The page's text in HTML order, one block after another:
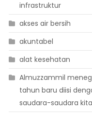
infrastruktur
akses air bersih
akuntabel
alat kesehatan
Almuzzammil
tahun baru diisi
saudara-saudara